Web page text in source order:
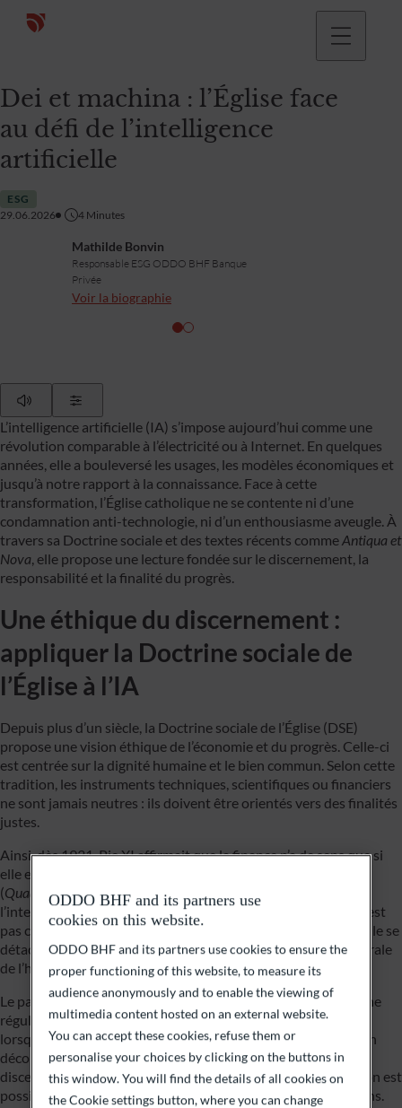
Dei et machina : l’Église face
au défi de l’intelligence
artificielle
ESG
29.06.2026
4 Minutes
Mathilde Bonvin
Responsable ESG ODDO BHF Banque
Privée
Voir la biographie
L’intelligence artificielle (IA) s’impose aujourd’hui comme une
révolution comparable à l’électricité ou à Internet. En quelques
années, elle a bouleversé les usages, les modèles économiques et
jusqu’à notre rapport à la connaissance. Face à cette
transformation, l’Église catholique ne se contente ni d’une
condamnation anti-technologie, ni d’un enthousiasme aveugle. À
travers sa Doctrine sociale et des textes récents commeAntiqua et
Nova, elle propose une lecture fondée sur le discernement, la
responsabilité et la finalité du progrès.
Une éthique du discernement :
appliquer la Doctrine sociale de
l’Église à l’IA
Depuis plus d’un siècle, la Doctrine sociale de l’Église (DSE)
propose une vision éthique de l’économie et du progrès. Celle-ci
est centrée sur la dignité humaine et le bien commun. Selon cette
tradition, les instruments techniques, scientifiques ou financiers
ne sont jamais neutres : ils doivent être orientés vers des finalités
justes.
Ainsi, dès 1931, Pie XI affirmait que la finance n’a de sens que si
elle est « au service de l’homme et du bien commun »
(Quadragesimo Anno)
. Ce principe pourrait s’appliquer à
l’intelligence artificielle aujourd’hui. Comme la finance, l’IA n’est
pas condamnable en soi. Elle devient problématique lorsqu’elle se
détache de toute responsabilité sociale ou d’une vision intégrale
de l’homme.
Le pape François prolongeait cette réflexion en appelant à une
régulation des dynamiques économiques et technologiques
lorsqu’elles conduisent à des déséquilibres ou à la spéculation
déconnectée du réel . La DSE invite ainsi à un véritable
discernement: la question n’est pas de savoir si une innovation est
possible, mais si elle est souhaitable et dans quelles conditions.
ODDO BHF and its partners use
cookies on this website.
ODDO BHF and its partners use cookies to ensure the
proper functioning of this website, to measure its
audience anonymously and to enable the viewing of
multimedia content hosted on an external website.
You can accept these cookies, refuse them or
personalise your choices by clicking on the buttons in
this window. You will find the details of all cookies on
the Cookie settings button, where you can change